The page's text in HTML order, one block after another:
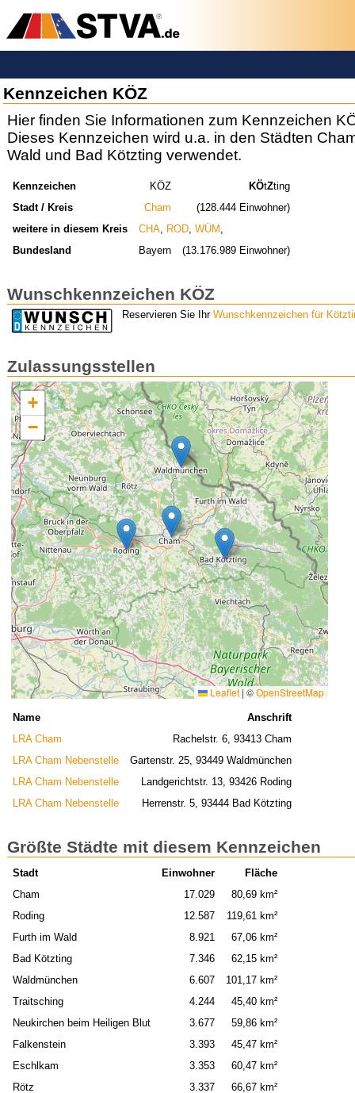
Kennzeichen KÖZ
Hier finden Sie Informationen zum Kennzeichen
Dieses Kennzeichen wird u.a. in den Städten
Wald und Bad Kötzting verwendet.
Kennzeichen KÖZ KÖtZting
Stadt / Kreis
Cham
(128.444 Einwohner)
weitere in diesem Kreis
CHA, ROD, WÜM
Bundesland
Bayern (13.176.989 Einwohner)
Wunschkennzeichen KÖZ
Reservieren Sie Ihr Wunschkennzeichen für
Zulassungsstellen
+
−
Leaflet | ©OpenStreetMap
Name
Anschrift
LRA Cham
Rachelstr. 6, 93413 Cham
LRA Cham Nebenstelle
Gartenstr. 25, 93449 Waldmünchen
LRA Cham Nebenstelle
Landgerichtstr. 13, 93426 Roding
LRA Cham Nebenstelle
Herrenstr. 5, 93444 Bad Kötzting
Größte Städte mit diesem Kennzeichen
Stadt Einwohner
Fläche
Cham
17.029
80,69 km²
Roding
12.587
119,61 km²
Furth im Wald
8.921
67,06 km²
Bad Kötzting
7.346
62,15 km²
Waldmünchen
6.607
101,17 km²
Traitsching
4.244
45,40 km²
Neukirchen beim Heiligen Blut
3.677
59,86 km²
Falkenstein
3.393
45,47 km²
Eschlkam
3.353
60,47 km²
Rötz
3.337 66,67 km²